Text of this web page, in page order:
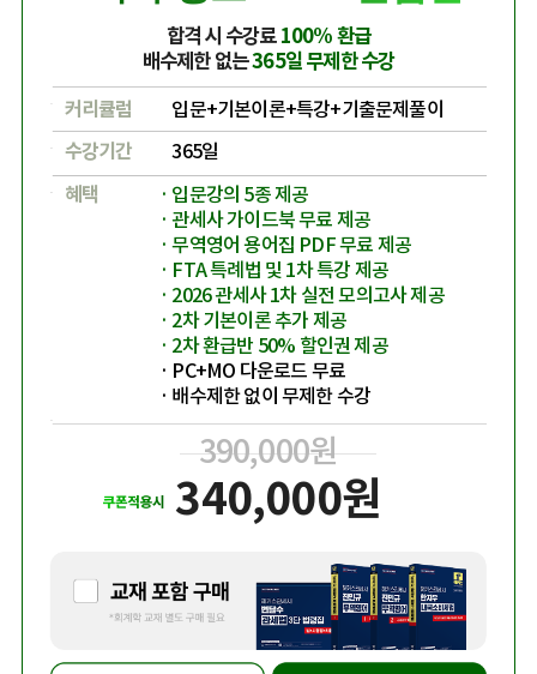
합격 시 수강료100% 환급
배수제한 없는365일 무제한 수강
커리큘럼
입문+기본이론+특강+기출문제풀이
수강기간
365일
혜택
입문강의 5종 제공
관세사 가이드북 무료 제공
무역영어 용어집 PDF 무료 제공
FTA 특례법 및 1차 특강 제공
2026 관세사 1차 실전 모의고사 제공
2차 기본이론 추가 제공
2차 환급반 50% 할인권 제공
PC+MO 다운로드 무료
배수제한 없이 무제한 수강
390,000원
340,000원